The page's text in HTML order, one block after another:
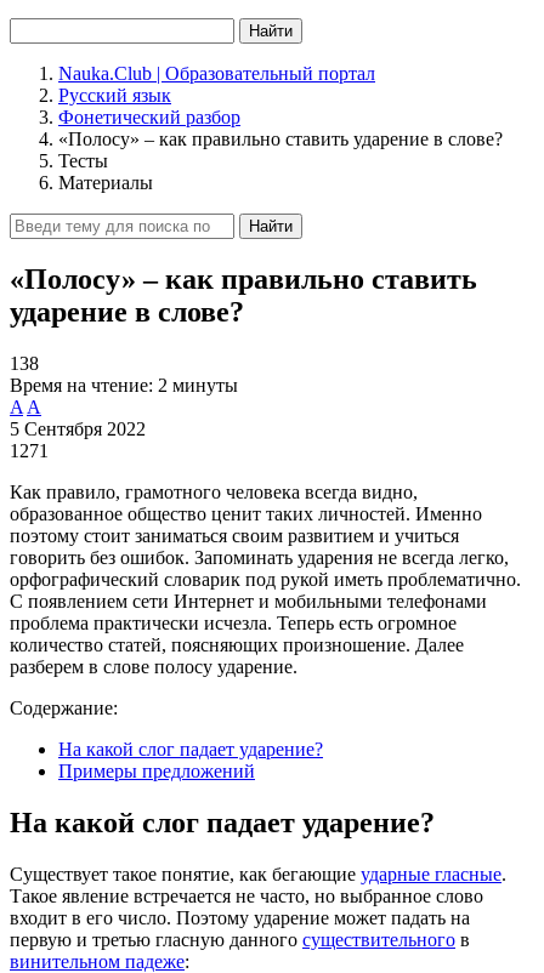
Найти
Nauka.Club | Образовательный портал
Русский язык
Фонетический разбор
«Полосу» – как правильно ставить ударение в слове?
Тесты
Материалы
Найти
«Полосу» – как правильно ставить
ударение в слове?
138
Время на чтение: 2 минуты
A A
5 Сентября 2022
1271
Как правило, грамотного человека всегда видно,
образованное общество ценит таких личностей. Именно
поэтому стоит заниматься своим развитием и учиться
говорить без ошибок. Запоминать ударения не всегда легко,
орфографический словарик под рукой иметь проблематично.
С появлением сети Интернет и мобильными телефонами
проблема практически исчезла. Теперь есть огромное
количество статей, поясняющих произношение. Далее
разберем в слове полосу ударение.
Содержание:
На какой слог падает ударение?
Примеры предложений
На какой слог падает ударение?
Существует такое понятие, как бегающие ударные гласные.
Такое явление встречается не часто, но выбранное слово
входит в его число. Поэтому ударение может падать на
первую и третью гласную данного существительного в
винительном падеже: